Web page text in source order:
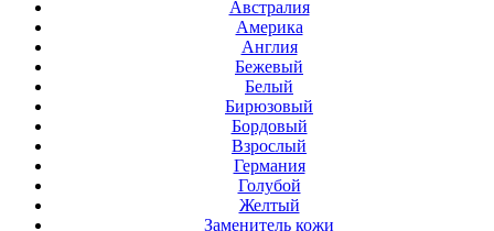
Австралия
Америка
Англия
Бежевый
Белый
Бирюзовый
Бордовый
Взрослый
Германия
Голубой
Желтый
Заменитель кожи